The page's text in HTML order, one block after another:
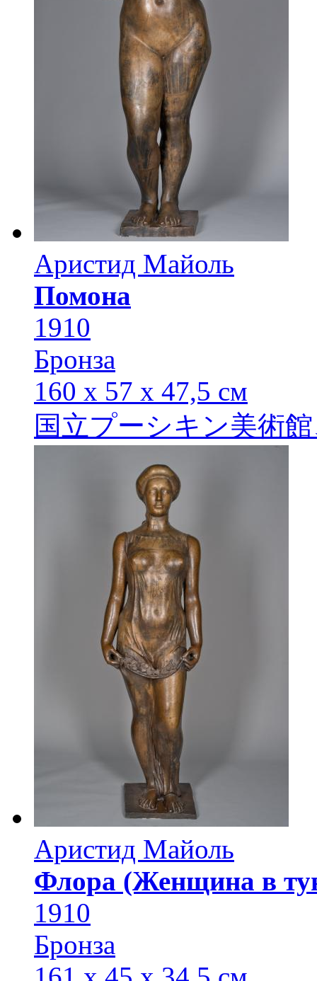
Аристид Майоль
Помона
1910
Бронза
160 х 57 х 47,5 см
国立プーシキン美術
Аристид Майоль
Флора (Женщина в
1910
Бронза